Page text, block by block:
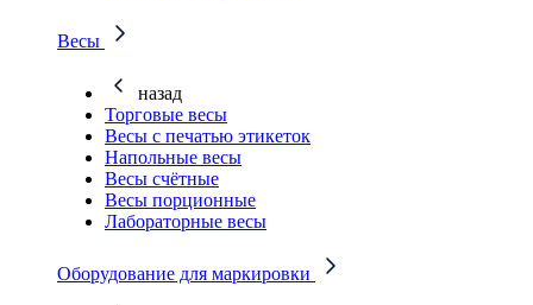
Весы
назад
Торговые весы
Весы с печатью этикеток
Напольные весы
Весы счётные
Весы порционные
Лабораторные весы
Оборудование для маркировки